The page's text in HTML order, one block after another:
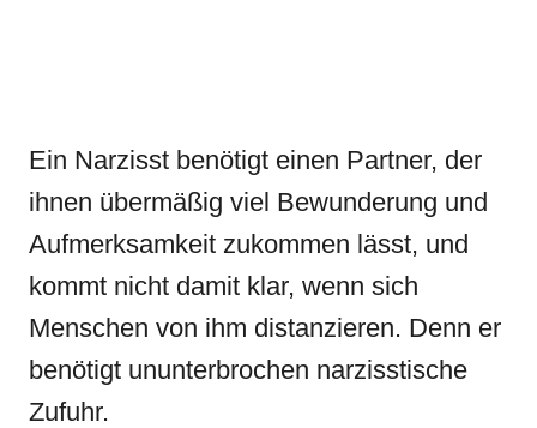
Ein Narzisst benötigt einen Partner, der
ihnen übermäßig viel Bewunderung und
Aufmerksamkeit zukommen lässt, und
kommt nicht damit klar, wenn sich
Menschen von ihm distanzieren. Denn er
benötigt ununterbrochen narzisstische
Zufuhr.